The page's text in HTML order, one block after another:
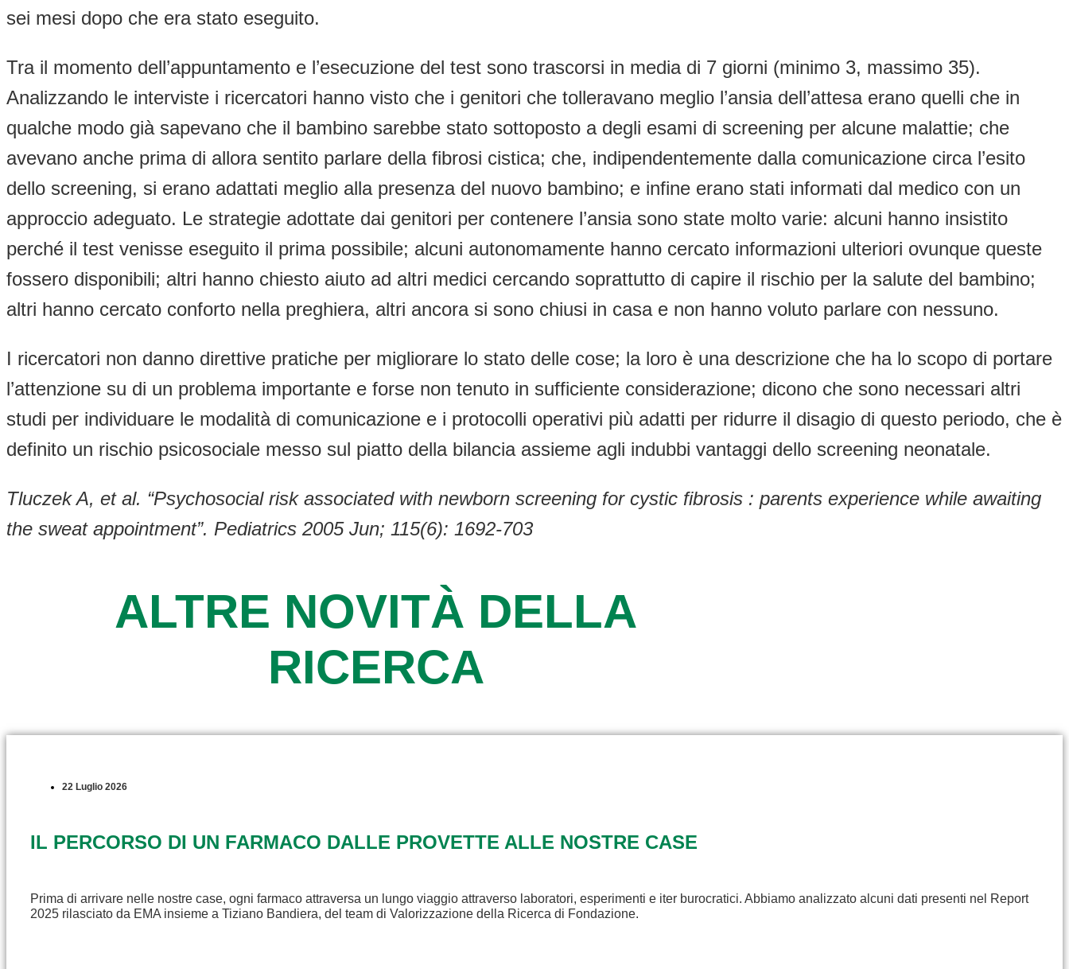
sei mesi dopo che era stato eseguito.
Tra il momento dell’appuntamento e l’esecuzione del test sono trascorsi in media di 7 giorni (minimo 3, massimo 35).
Analizzando le interviste i ricercatori hanno visto che i genitori che tolleravano meglio l’ansia dell’attesa erano quelli che in
qualche modo già sapevano che il bambino sarebbe stato sottoposto a degli esami di screening per alcune malattie; che
avevano anche prima di allora sentito parlare della fibrosi cistica; che, indipendentemente dalla comunicazione circa l’esito
dello screening, si erano adattati meglio alla presenza del nuovo bambino; e infine erano stati informati dal medico con un
approccio adeguato. Le strategie adottate dai genitori per contenere l’ansia sono state molto varie: alcuni hanno insistito
perché il test venisse eseguito il prima possibile; alcuni autonomamente hanno cercato informazioni ulteriori ovunque queste
fossero disponibili; altri hanno chiesto aiuto ad altri medici cercando soprattutto di capire il rischio per la salute del bambino;
altri hanno cercato conforto nella preghiera, altri ancora si sono chiusi in casa e non hanno voluto parlare con nessuno.
I ricercatori non danno direttive pratiche per migliorare lo stato delle cose; la loro è una descrizione che ha lo scopo di portare
l’attenzione su di un problema importante e forse non tenuto in sufficiente considerazione; dicono che sono necessari altri
studi per individuare le modalità di comunicazione e i protocolli operativi più adatti per ridurre il disagio di questo periodo, che è
definito un rischio psicosociale messo sul piatto della bilancia assieme agli indubbi vantaggi dello screening neonatale.
Tluczek A, et al. “Psychosocial risk associated with newborn screening for cystic fibrosis : parents experience while awaiting
the sweat appointment”. Pediatrics 2005 Jun; 115(6): 1692-703
ALTRE NOVITÀ DELLA
RICERCA
22 Luglio 2026
IL PERCORSO DI UN FARMACO DALLE PROVETTE ALLE NOSTRE CASE
Prima di arrivare nelle nostre case, ogni farmaco attraversa un lungo viaggio attraverso laboratori, esperimenti e iter burocratici. Abbiamo analizzato alcuni dati presenti nel Report
2025 rilasciato da EMA insieme a Tiziano Bandiera, del team di Valorizzazione della Ricerca di Fondazione.